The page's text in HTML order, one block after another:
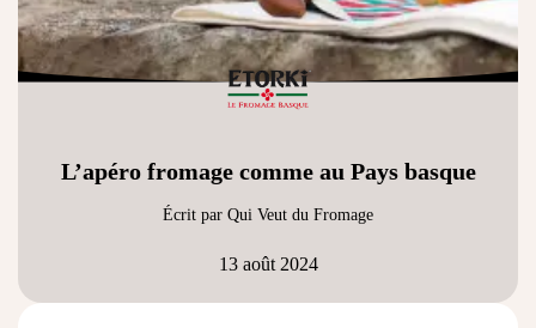
L’apéro fromage comme au Pays basque
Écrit par Qui Veut du Fromage
13 août 2024